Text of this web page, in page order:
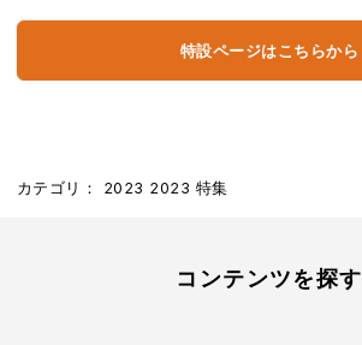
特設ページはこちらから
カテゴリ： 2023 2023 特集
コンテンツを探す